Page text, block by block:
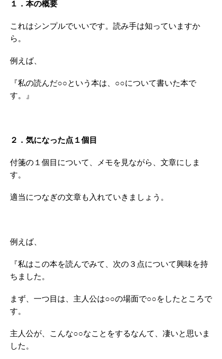
１．本の概要
これはシンプルでいいです。読み手は知っていますか
ら。
例えば、
『私の読んだ○○という本は、○○について書いた本で
す。』
２．気になった点１個目
付箋の１個目について、メモを見ながら、文章にしま
す。
適当につなぎの文章も入れていきましょう。
例えば、
『私はこの本を読んでみて、次の３点について興味を持
ちました。
まず、一つ目は、主人公は○○の場面で○○をしたところで
す。
主人公が、こんな○○なことをするなんて、凄いと思いま
した。